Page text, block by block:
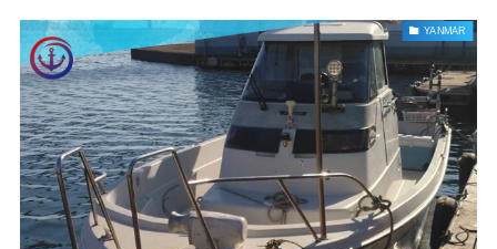
YANMAR